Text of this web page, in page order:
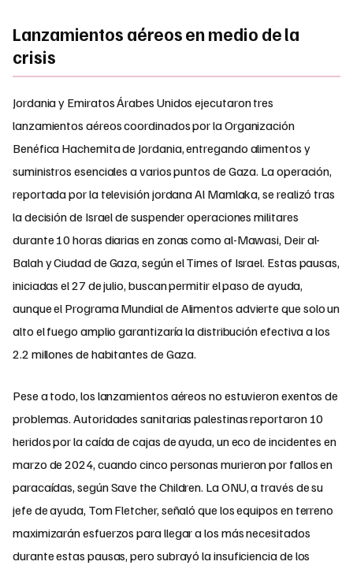
Lanzamientos aéreos en medio de la
crisis
Jordania y Emiratos Árabes Unidos ejecutaron tres
lanzamientos aéreos coordinados por la Organización
Benéfica Hachemita de Jordania, entregando alimentos y
suministros esenciales a varios puntos de Gaza. La operación,
reportada por la televisión jordana Al Mamlaka, se realizó tras
la decisión de Israel de suspender operaciones militares
durante 10 horas diarias en zonas como al-Mawasi, Deir al-
Balah y Ciudad de Gaza, según el Times of Israel. Estas pausas,
iniciadas el 27 de julio, buscan permitir el paso de ayuda,
aunque el Programa Mundial de Alimentos advierte que solo un
alto el fuego amplio garantizaría la distribución efectiva a los
2.2 millones de habitantes de Gaza.
Pese a todo, los lanzamientos aéreos no estuvieron exentos de
problemas. Autoridades sanitarias palestinas reportaron 10
heridos por la caída de cajas de ayuda, un eco de incidentes en
marzo de 2024, cuando cinco personas murieron por fallos en
paracaídas, según Save the Children. La ONU, a través de su
jefe de ayuda, Tom Fletcher, señaló que los equipos en terreno
maximizarán esfuerzos para llegar a los más necesitados
durante estas pausas, pero subrayó la insuficiencia de los